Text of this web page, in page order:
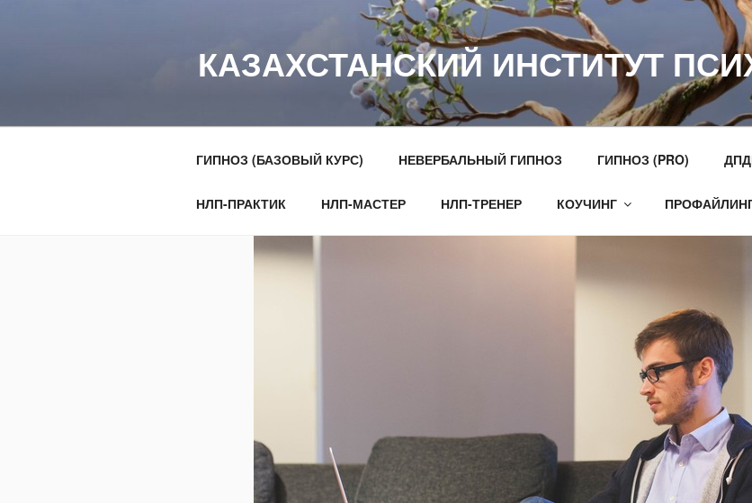
КАЗАХСТАНСКИЙ ИНСТИТУТ
ГИПНОЗ (БАЗОВЫЙ КУРС) НЕВЕРБАЛЬНЫЙ ГИПНОЗ ГИПНОЗ (PRO)
НЛП-ПРАКТИК НЛП-МАСТЕР НЛП-ТРЕНЕР КОУЧИНГ